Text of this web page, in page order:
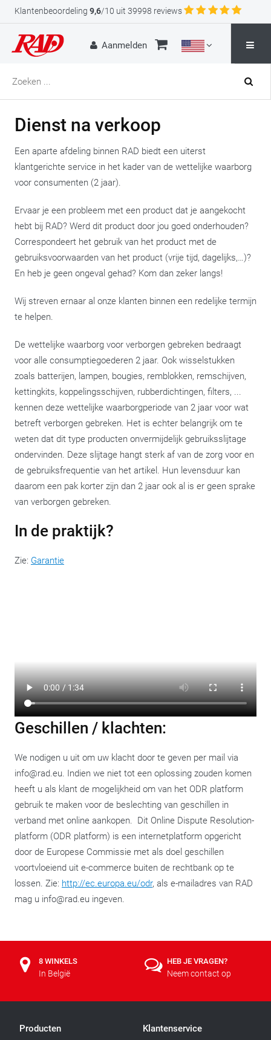
Klantenbeoordeling 9,6/10 uit 39998 reviews
Aanmelden
Dienst na verkoop
Een aparte afdeling binnen RAD biedt een uiterst
klantgerichte service in het kader van de wettelijke waarborg
voor consumenten (2 jaar).
Ervaar je een probleem met een product dat je aangekocht
hebt bij RAD? Werd dit product door jou goed onderhouden?
Correspondeert het gebruik van het product met de
gebruiksvoorwaarden van het product (vrije tijd, dagelijks,…)?
En heb je geen ongeval gehad? Kom dan zeker langs!
Wij streven ernaar al onze klanten binnen een redelijke termijn
te helpen.
De wettelijke waarborg voor verborgen gebreken bedraagt
voor alle consumptiegoederen 2 jaar. Ook wisselstukken
zoals batterijen, lampen, bougies, remblokken, remschijven,
kettingkits, koppelingsschijven, rubberdichtingen, filters, ...
kennen deze wettelijke waarborgperiode van 2 jaar voor wat
betreft verborgen gebreken. Het is echter belangrijk om te
weten dat dit type producten onvermijdelijk gebruiksslijtage
ondervinden. Deze slijtage hangt sterk af van de zorg voor en
de gebruiksfrequentie van het artikel. Hun levensduur kan
daarom een pak korter zijn dan 2 jaar ook al is er geen sprake
van verborgen gebreken.
In de praktijk?
Zie: Garantie
Geschillen / klachten:
We nodigen u uit om uw klacht door te geven per mail via
info@rad.eu. Indien we niet tot een oplossing zouden komen
heeft u als klant de mogelijkheid om van het ODR platform
gebruik te maken voor de beslechting van geschillen in
verband met online aankopen. Dit Online Dispute Resolution-
platform (ODR platform) is een internetplatform opgericht
door de Europese Commissie met als doel geschillen
voortvloeiend uit e-commerce buiten de rechtbank op te
lossen. Zie: http://ec.europa.eu/odr, als e-mailadres van RAD
mag u info@rad.eu ingeven.
8 WINKELS
In België
HEB JE VRAGEN?
Neem contact op
Producten Klantenservice